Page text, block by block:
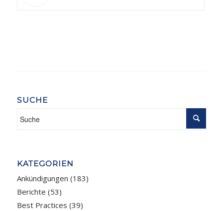
SUCHE
KATEGORIEN
Ankündigungen (183)
Berichte (53)
Best Practices (39)